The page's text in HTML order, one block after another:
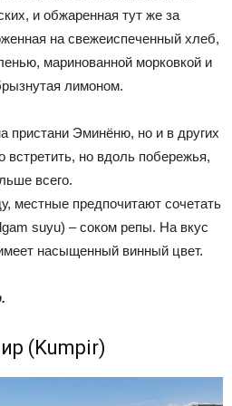
и обжаренная тут же за
на свежеиспеченный хлеб,
маринованной морковкой и
лимоном.
пристани Эминёню, но и в других
встретить, но вдоль побережья,
всего.
местные предпочитают сочетать
suyu) – соком репы. На вкус
насыщенный винный цвет.
(Kumpir)